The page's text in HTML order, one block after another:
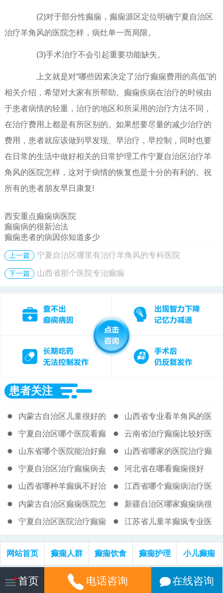
(2)对于部分性癫痫，癫痫源区定位明确宁夏自治区
治疗羊角风的医院怎样，病灶单一而局限。
(3)手术治疗不会引起重要功能缺失。
上文就是对“哪些因素决定了治疗癫痫费用的高低”的
相关介绍，希望对大家有所帮助。癫痫疾病在治疗的时候由
于患者病情的轻重，治疗的地区和所采用的治疗方法不同，
在治疗费用上都是有所区别的。如果想要尽量的减少治疗的
费用，患者就应该做到早发现、早治疗，早控制，同时也要
在日常的生活中做好相关的日常护理工作宁夏自治区治疗羊
角风的医院怎样，这对于病情的恢复也是十分的有利的。祝
所有的患者朋友早日康复!
西安重点癫痫病医院
癫痫病的很新治法
癫痫患者的病因你知道多少
上一篇 宁夏自治区哪里有治疗羊角风的专科医院
下一篇 山西省那个医院专治癫痫
患者关注
内蒙古自治区儿童很好的
癫痫医院
山西省专业看羊角风的医
院
宁夏自治区哪个医院看癫
痫好很新
云南省治疗癫痫比较好医
院
山东省哪个医院能治好癫
痫病
山西省哪家的医院治疗癫
痫病很好
宁夏自治区治疗癫痫病去
那个医院
河北省在哪看癫痫很好
山西省哪种羊癫疯不好治 江西省哪个癫痫病治疗医
院好
内蒙古自治区癫痫医院怎
么走
新疆自治区哪家癫痫病很
好
宁夏自治区医院治疗癫痫 江苏省儿童羊癫疯专业医
网站首页
癫痫人群 癫痫饮食 癫痫护理 小儿癫痫
网站信息仅供参考，不作为诊断及医疗依据，就医请遵照医生诊断
首页 电话咨询 在线咨询